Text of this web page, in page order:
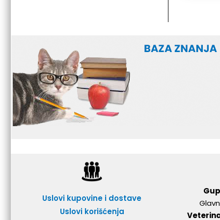
Uslovi kupovine i dostave
Uslovi korišćenja